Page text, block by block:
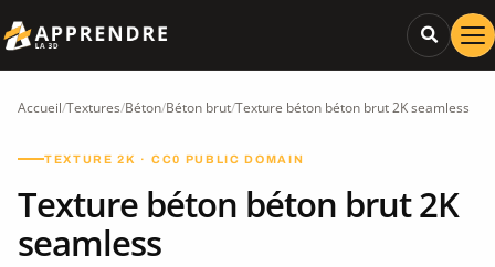
Accueil/Textures/Béton/Béton brut/Texture béton béton brut 2K seamless
TEXTURE 2K · CC0 PUBLIC DOMAIN
Texture béton béton brut 2K
seamless